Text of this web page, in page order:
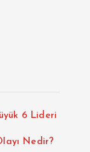
6 Lideri
Nedir?